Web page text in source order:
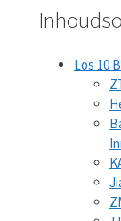
Los 10